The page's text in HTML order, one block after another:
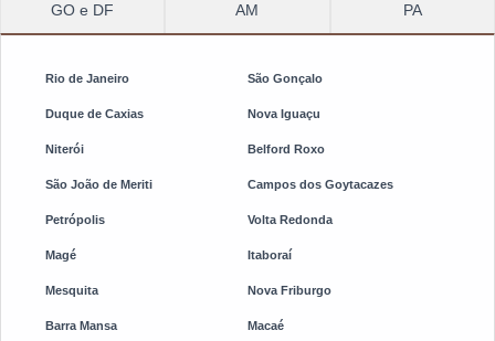
GO e DF AM PA
Rio de Janeiro São Gonçalo
Duque de Caxias Nova Iguaçu
Niterói Belford Roxo
São João de Meriti Campos dos Goytacazes
Petrópolis Volta Redonda
Magé Itaboraí
Mesquita Nova Friburgo
Barra Mansa Macaé